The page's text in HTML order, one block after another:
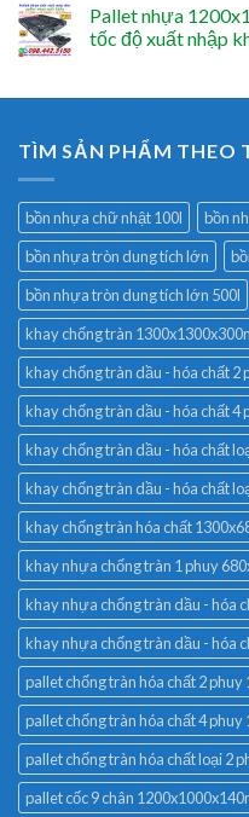
Pallet nhựa
tốc độ xuất nhập
TÌM SẢN PHẨM THEO
bồn nhựa chữ nhật 100l
bồn
bồn nhựa tròn dung tích lớn
bồn nhựa tròn dung tích lớn 500l
khay chống tràn
khay chống tràn dầu - hóa chất 2
khay chống tràn dầu - hóa chất 4
khay chống tràn dầu - hóa chất
khay chống tràn dầu - hóa chất
khay chống tràn hóa chất
khay nhựa chống tràn 1 phuy
khay nhựa chống tràn dầu - hóa
khay nhựa chống tràn dầu - hóa
pallet chống tràn hóa chất 2
pallet chống tràn hóa chất 4
pallet chống tràn hóa chất loại 2
pallet cốc 9 chân